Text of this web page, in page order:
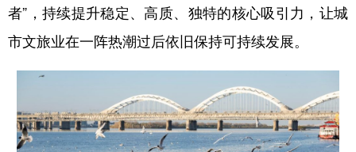
者”，持续提升稳定、高质、独特的核心吸引力，让城
市文旅业在一阵热潮过后依旧保持可持续发展。